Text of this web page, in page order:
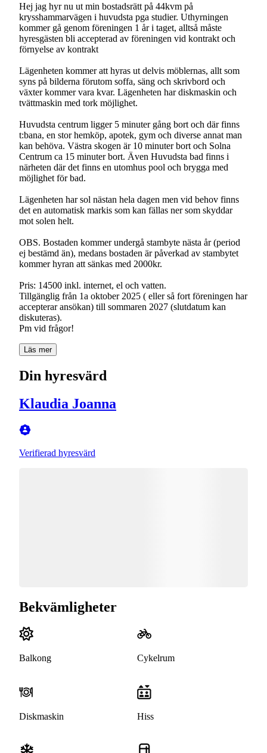
Hej jag hyr nu ut min bostadsrätt på 44kvm på
krysshammarvägen i huvudsta pga studier. Uthyrningen
kommer gå genom föreningen 1 år i taget, alltså måste
hyresgästen bli accepterad av föreningen vid kontrakt och
förnyelse av kontrakt
Lägenheten kommer att hyras ut delvis möblernas, allt som
syns på bilderna förutom soffa, säng och skrivbord och
växter kommer vara kvar. Lägenheten har diskmaskin och
tvättmaskin med tork möjlighet.
Huvudsta centrum ligger 5 minuter gång bort och där finns
t:bana, en stor hemköp, apotek, gym och diverse annat man
kan behöva. Västra skogen är 10 minuter bort och Solna
Centrum ca 15 minuter bort. Även Huvudsta bad finns i
närheten där det finns en utomhus pool och brygga med
möjlighet för bad.
Lägenheten har sol nästan hela dagen men vid behov finns
det en automatisk markis som kan fällas ner som skyddar
mot solen helt.
OBS. Bostaden kommer undergå stambyte nästa år (period
ej bestämd än), medans bostaden är påverkad av stambytet
kommer hyran att sänkas med 2000kr.
Pris: 14500 inkl. internet, el och vatten.
Tillgänglig från 1a oktober 2025 ( eller så fort föreningen har
accepterar ansökan) till sommaren 2027 (slutdatum kan
diskuteras).
Läs mer
Din hyresvärd
Klaudia Joanna
Verifierad hyresvärd
Bekvämligheter
Balkong Cykelrum
Diskmaskin Hiss